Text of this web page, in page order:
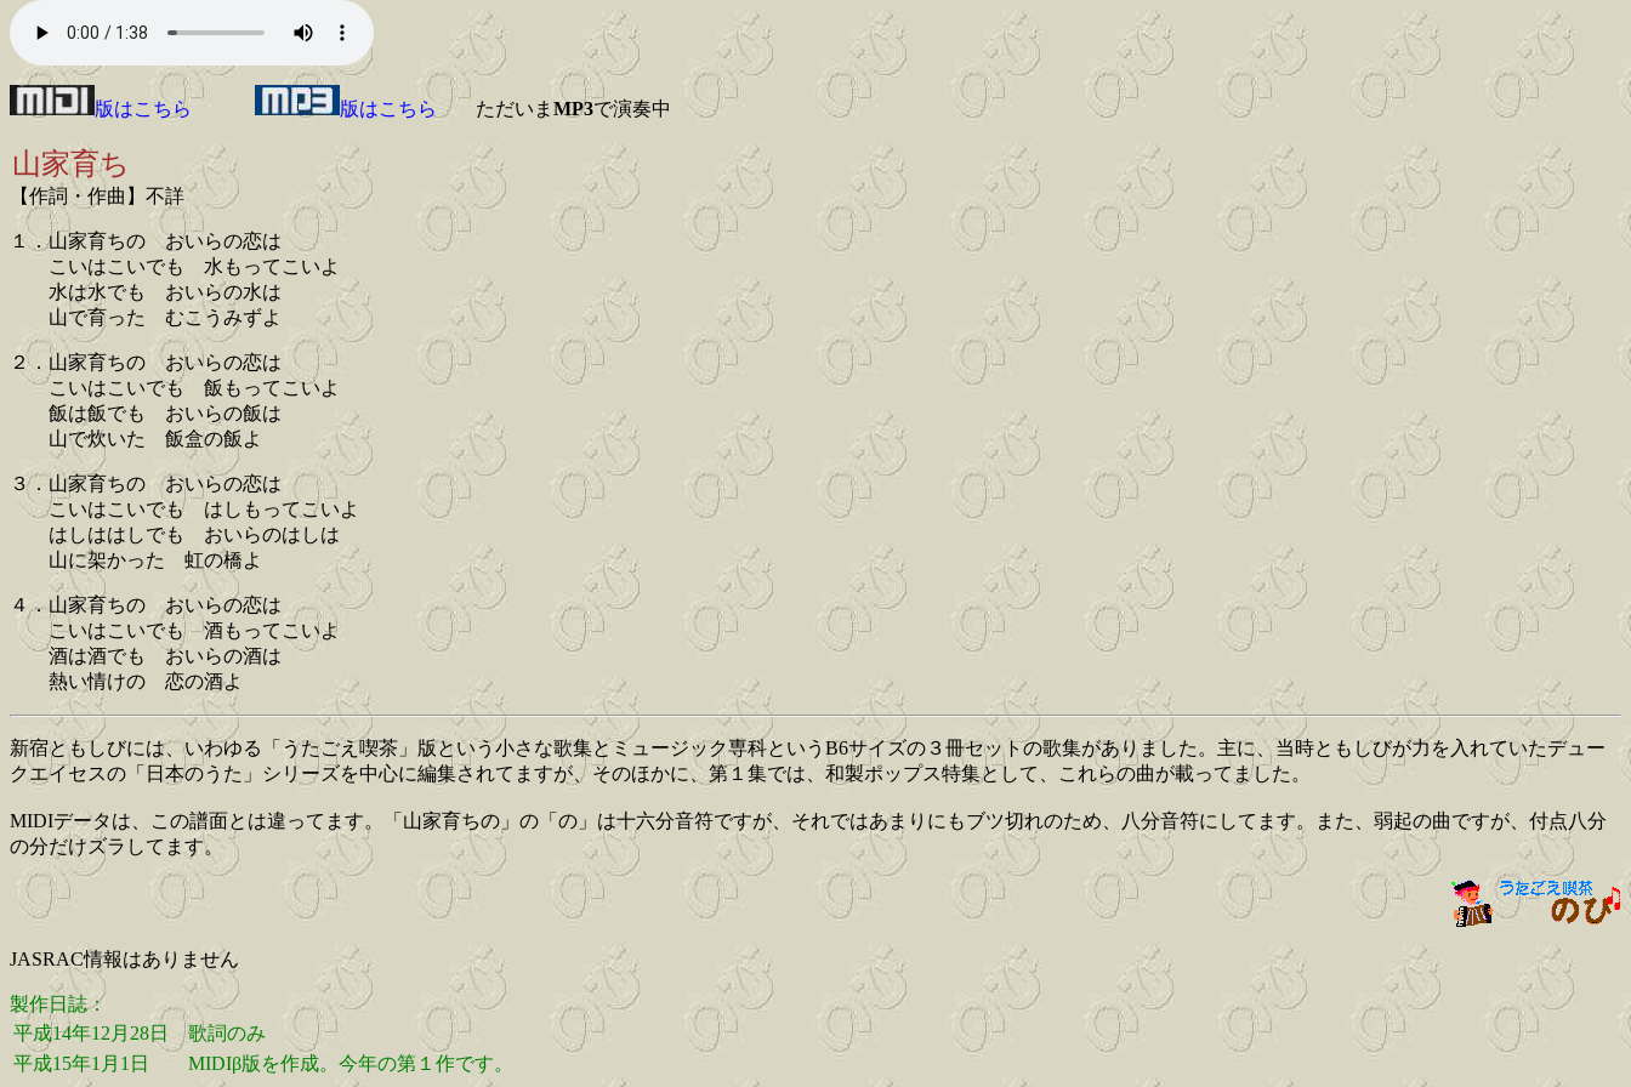
版はこちら 版はこちらただいま MP3で演奏中
山家育ち
【作詞・作曲】不詳
１．山家育ちの おいらの恋は
こいはこいでも 水もってこいよ
水は水でも おいらの水は
山で育った むこうみずよ
２．山家育ちの おいらの恋は
こいはこいでも 飯もってこいよ
飯は飯でも おいらの飯は
山で炊いた 飯盒の飯よ
３．山家育ちの おいらの恋は
こいはこいでも はしもってこいよ
はしははしでも おいらのはしは
山に架かった 虹の橋よ
４．山家育ちの おいらの恋は
こいはこいでも 酒もってこいよ
酒は酒でも おいらの酒は
熱い情けの 恋の酒よ
新宿ともしびには、いわゆる「うたごえ喫茶」版という小さな歌集とミュージック専科というB6サイズの３冊セットの歌集がありました。主に、当時ともしびが力を入れていたデュー
クエイセスの「日本のうた」シリーズを中心に編集されてますが、そのほかに、第１集では、和製ポップス特集として、これらの曲が載ってました。
MIDIデータは、この譜面とは違ってます。「山家育ちの」の「の」は十六分音符ですが、それではあまりにもブツ切れのため、八分音符にしてます。また、弱起の曲ですが、付点八分
の分だけズラしてます。
JASRAC情報はありません
製作日誌：
平成14年12月28日
歌詞のみ
平成15年1月1日
MIDIβ版を作成。今年の第１作です。